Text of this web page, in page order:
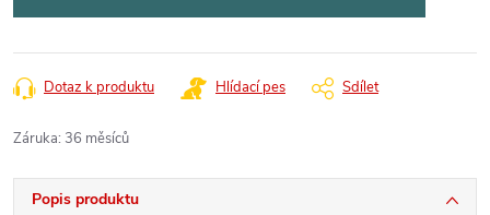
Dotaz k produktu Hlídací pes Sdílet
Záruka: 36 měsíců
Popis produktu